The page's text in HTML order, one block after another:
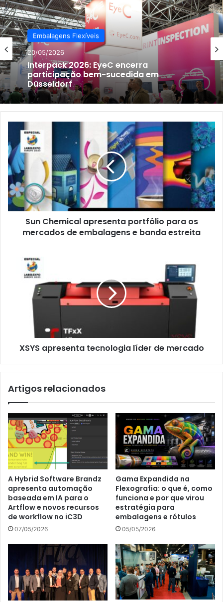
Embalagens Flexíveis
20/05/2026
Interpack 2026: EyeC encerra
participação bem-sucedida em
Düsseldorf
Chemical
apresenta
portfólio
para
os
mercados
de
embalagens
banda
Sun Chemical apresenta portfólio para os
mercados de embalagens e banda estreita
apresenta
tecnologia
mercado
XSYS apresenta tecnologia líder de mercado
Artigos relacionados
A Hybrid Software Brandz
apresenta automação
baseada em IA para o
Artflow e novos recursos
de workflow no iC3D
07/05/2026
Gama Expandida na
Flexografia: o que é, como
funciona e por que virou
estratégia para
embalagens e rótulos
05/05/2026